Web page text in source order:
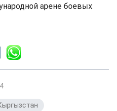
арене боевых